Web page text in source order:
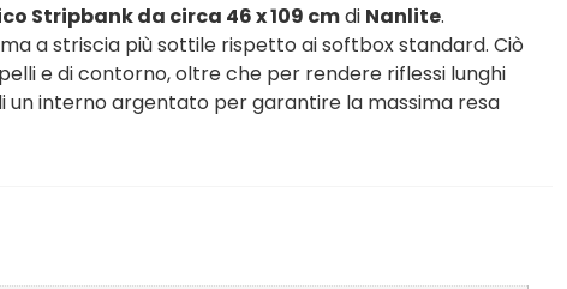
Stripbank da circa 46 x 109 cmdi Nanlite.
a striscia più sottile rispetto ai softbox standard. Ciò
e di contorno, oltre che per rendere riflessi lunghi
interno argentato per garantire la massima resa